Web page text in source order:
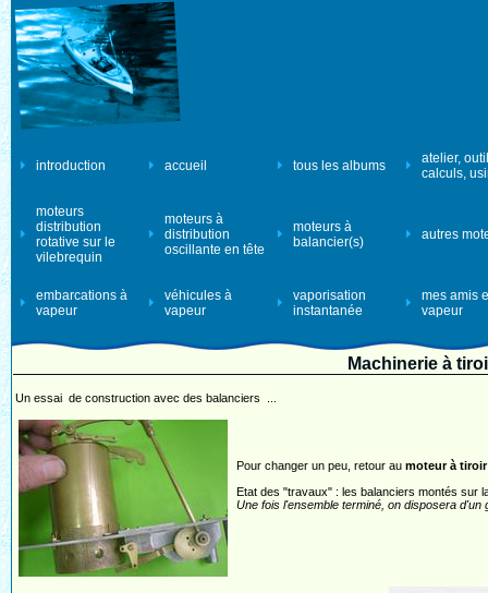
introduction accueil tous les albums
atelier,
calculs,
moteurs
distribution
rotative sur le
vilebrequin
moteurs à
distribution
oscillante en tête
moteurs à
balancier(s)
autres
embarcations à
vapeur
véhicules à
vapeur
vaporisation
instantanée
mes amis
vapeur
Machinerie à
Un essai de construction avec des balanciers ...
Pour changer un peu, retour au moteur à
Etat des "travaux" : les balanciers montés sur
Une fois l'ensemble terminé, on disposera